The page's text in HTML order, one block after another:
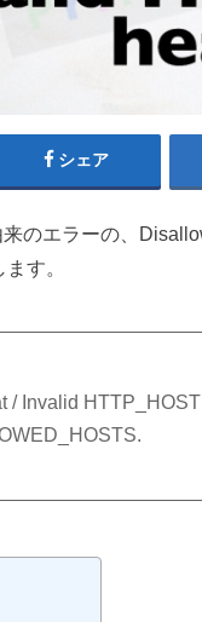
シェア
のエラーの、
す。
/ Invalid